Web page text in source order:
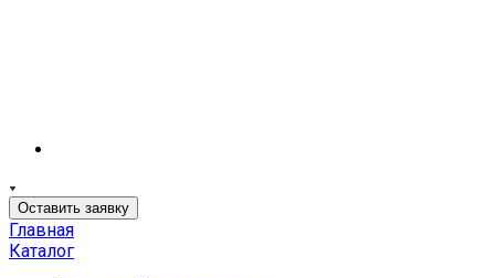
Оставить заявку
Главная
Каталог